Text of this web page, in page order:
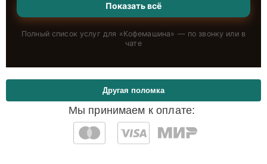
Показать всё
Полный список услуг для «Кофемашина» — по звонку или в
чате
Мы принимаем к оплате:
Другая поломка